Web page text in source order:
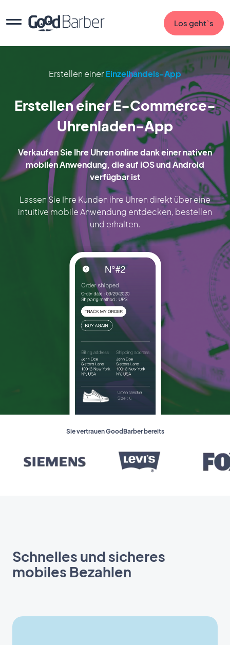
Los geht`s
Erstellen einerEinzelhandels-App
Erstellen einer E-Commerce-
Uhrenladen-App
Verkaufen Sie Ihre Uhren online dank einer nativen
mobilen Anwendung, die auf iOS und Android
verfügbar ist
Lassen Sie Ihre Kunden ihre Uhren direkt über eine
intuitive mobile Anwendung entdecken, bestellen
und erhalten.
Sie vertrauen GoodBarber bereits
Schnelles und sicheres
mobiles Bezahlen